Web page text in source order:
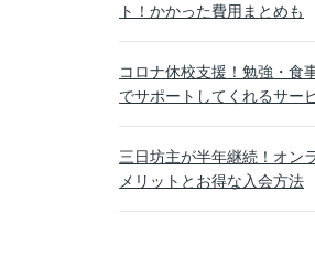
ト！かかった費用まとめも
コロナ休校支援！勉強・食
でサポートしてくれるサー
三日坊主が半年継続！オン
メリットとお得な入会方法